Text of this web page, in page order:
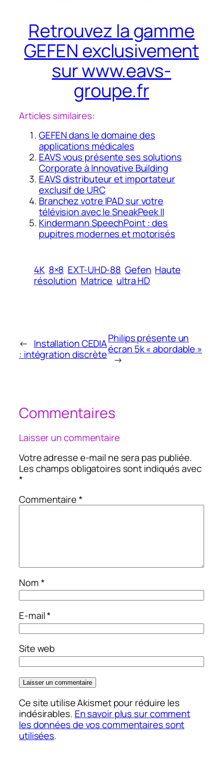
Retrouvez la gamme
GEFEN exclusivement
sur www.eavs-
groupe.fr
Articles similaires:
GEFEN dans le domaine des
applications médicales
EAVS vous présente ses solutions
Corporate à Innovative Building
EAVS distributeur et importateur
exclusif de URC
Branchez votre IPAD sur votre
télévision avec le SneakPeek II
Kindermann SpeechPoint : des
pupitres modernes et motorisés
4K 8×8 EXT-UHD-88 Gefen Haute
résolution Matrice ultra HD
← Installation CEDIA
: intégration discrète
Philips présente un
écran 5k « abordable »
→
Commentaires
Laisser un commentaire
Votre adresse e-mail ne sera pas publiée.
Les champs obligatoires sont indiqués avec
*
Commentaire*
Nom*
E-mail*
Site web
Ce site utilise Akismet pour réduire les
indésirables. En savoir plus sur comment
les données de vos commentaires sont
utilisées.